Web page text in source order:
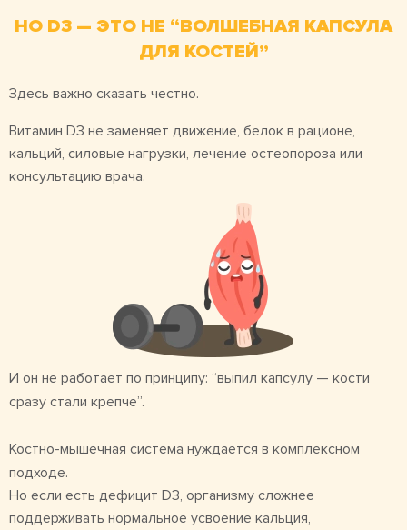
НО D3 — ЭТО НЕ “ВОЛШЕБНАЯ КАПСУЛА
ДЛЯ КОСТЕЙ”
Здесь важно сказать честно.
Витамин D3 не заменяет движение, белок в рационе,
кальций, силовые нагрузки, лечение остеопороза или
консультацию врача.
И он не работает по принципу: “выпил капсулу — кости
сразу стали крепче”.
Костно-мышечная система нуждается в комплексном
подходе.
Но если есть дефицит D3, организму сложнее
поддерживать нормальное усвоение кальция,